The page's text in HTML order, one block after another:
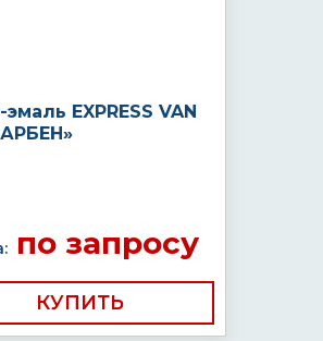
EXPRESS VAN
по запросу
КУПИТЬ